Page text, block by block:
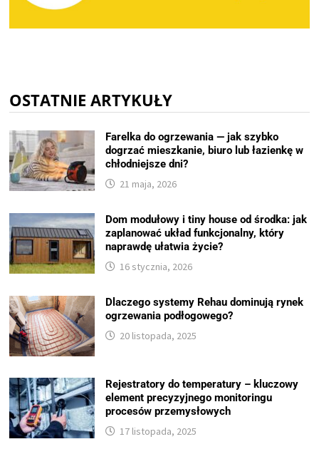
OSTATNIE ARTYKUŁY
Farelka do ogrzewania — jak szybko
dogrzać mieszkanie, biuro lub łazienkę w
chłodniejsze dni?
21 maja, 2026
Dom modułowy i tiny house od środka: jak
zaplanować układ funkcjonalny, który
naprawdę ułatwia życie?
16 stycznia, 2026
Dlaczego systemy Rehau dominują rynek
ogrzewania podłogowego?
20 listopada, 2025
Rejestratory do temperatury – kluczowy
element precyzyjnego monitoringu
procesów przemysłowych
17 listopada, 2025